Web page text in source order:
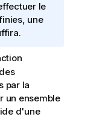
le
une
par la
un ensemble
d'une